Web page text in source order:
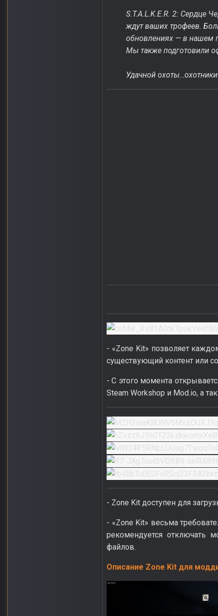
S.T.A.L.K.E.R. 2: Сердце
ждут ваших трофеев.
обновлениях — в нашем
Мы также подготовили
Удачной
- «Zone Kit» позволяет
существующий контент или
- С этого момента
Steam Workshop и Mod.io, а
- Zone Kit доступен для
- «Zone Kit» весьма
рекомендуется отключать
файлов.
Описание Zone Kit для